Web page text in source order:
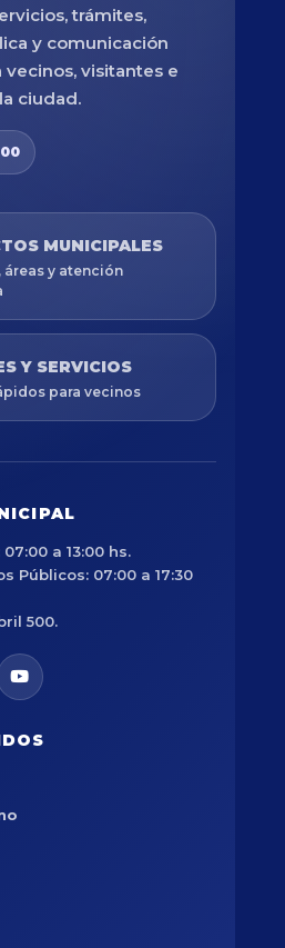
trámites,
y comunicación
visitantes e
ciudad.
MUNICIPALES
áreas y atención
Y SERVICIOS
para vecinos
a 13:00 hs.
Públicos: 07:00 a 17:30
500.